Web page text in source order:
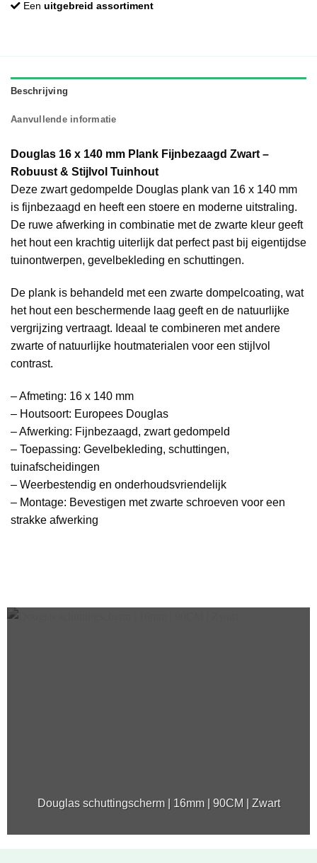
Een uitgebreid assortiment
Beschrijving
Aanvullende informatie
Douglas 16 x 140 mm Plank Fijnbezaagd Zwart –
Robuust & Stijlvol Tuinhout
Deze zwart gedompelde Douglas plank van 16 x 140 mm
is fijnbezaagd en heeft een stoere en moderne uitstraling.
De ruwe afwerking in combinatie met de zwarte kleur geeft
het hout een krachtig uiterlijk dat perfect past bij eigentijdse
tuinontwerpen, gevelbekleding en schuttingen.
De plank is behandeld met een zwarte dompelcoating, wat
het hout een beschermende laag geeft en de natuurlijke
vergrijzing vertraagt. Ideaal te combineren met andere
zwarte of natuurlijke houtmaterialen voor een stijlvol
contrast.
– Afmeting: 16 x 140 mm
– Houtsoort: Europees Douglas
– Afwerking: Fijnbezaagd, zwart gedompeld
– Toepassing: Gevelbekleding, schuttingen,
tuinafscheidingen
– Weerbestendig en onderhoudsvriendelijk
– Montage: Bevestigen met zwarte schroeven voor een
strakke afwerking
Douglas schuttingscherm | 16mm | 90CM | Zwart